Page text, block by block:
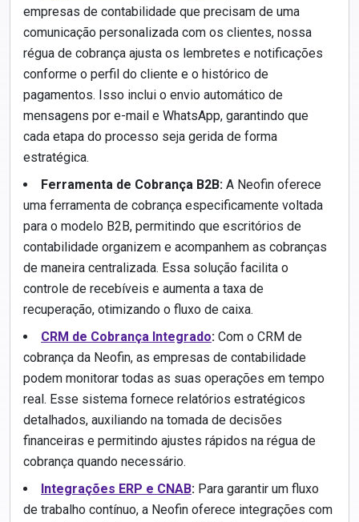
empresas de contabilidade que precisam de uma
comunicação personalizada com os clientes, nossa
régua de cobrança ajusta os lembretes e notificações
conforme o perfil do cliente e o histórico de
pagamentos. Isso inclui o envio automático de
mensagens por e-mail e WhatsApp, garantindo que
cada etapa do processo seja gerida de forma
estratégica.
Ferramenta de Cobrança B2B: A Neofin oferece
uma ferramenta de cobrança especificamente voltada
para o modelo B2B, permitindo que escritórios de
contabilidade organizem e acompanhem as cobranças
de maneira centralizada. Essa solução facilita o
controle de recebíveis e aumenta a taxa de
recuperação, otimizando o fluxo de caixa.
CRM de Cobrança Integrado: Com o CRM de
cobrança da Neofin, as empresas de contabilidade
podem monitorar todas as suas operações em tempo
real. Esse sistema fornece relatórios estratégicos
detalhados, auxiliando na tomada de decisões
financeiras e permitindo ajustes rápidos na régua de
cobrança quando necessário.
Integrações ERP e CNAB: Para garantir um fluxo
de trabalho contínuo, a Neofin oferece integrações com